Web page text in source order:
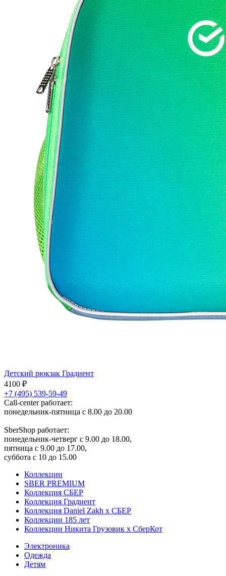
Детский рюкзак Градиент
4100 ₽
+7 (495) 539-59-49
Call-center работает:
понедельник-пятница с 8.00 до 20.00
SberShop работает:
понедельник-четверг с 9.00 до 18.00,
пятница с 9.00 до 17.00,
суббота с 10 до 15.00
Коллекции
SBER PREMIUM
Коллекция СБЕР
Коллекция Градиент
Коллекция Daniel Zakh x СБЕР
Коллекции 185 лет
Коллекции Никита Грузовик х СберКот
Электроника
Одежда
Детям